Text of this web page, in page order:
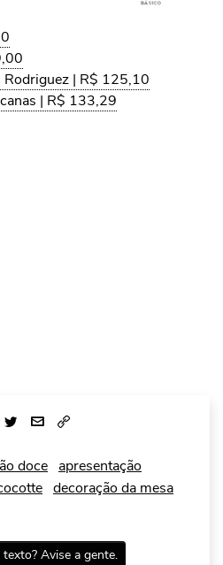
Rodriguez | R$ 125,10
| R$ 133,29
doce apresentação
decoração da mesa
Avise a gente.